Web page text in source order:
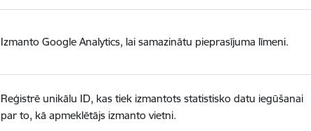
Izmanto Google Analytics, lai samazinātu pieprasījuma līmeni.
Reģistrē unikālu ID, kas tiek izmantots statistisko datu iegūšanai
par to, kā apmeklētājs izmanto vietni.